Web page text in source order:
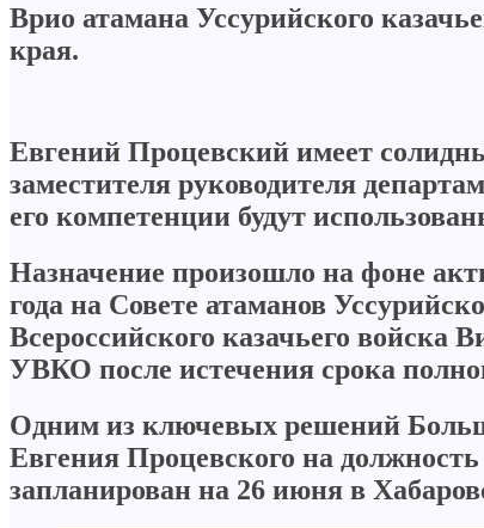
Врио атамана Уссурийского
края.
Евгений Процевский имеет
заместителя руководителя
его компетенции будут
Назначение произошло на фоне
года на Совете атаманов
Всероссийского казачьего войска
УВКО после истечения срока
Одним из ключевых решений
Евгения Процевского на
запланирован на 26 июня в